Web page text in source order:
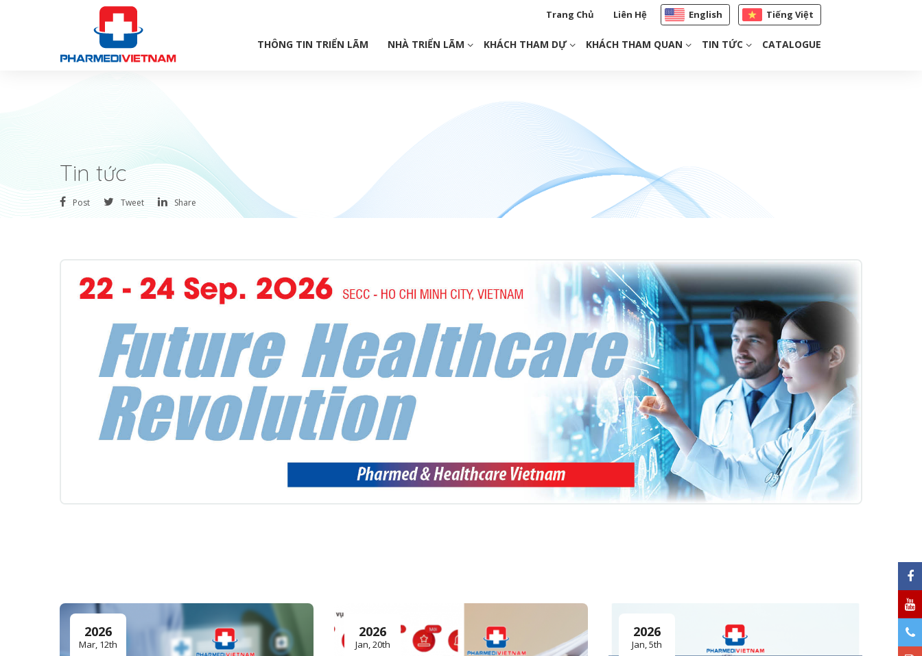
Trang Chủ Liên Hệ English Tiếng Việt
THÔNG TIN TRIỂN LÃM NHÀ TRIỂN LÃM KHÁCH THAM DỰ KHÁCH THAM QUAN TIN TỨC CATALOGUE
Tin tức
Post Tweet Share
2026
Mar, 12th
2026
Jan, 20th
2026
Jan, 5th